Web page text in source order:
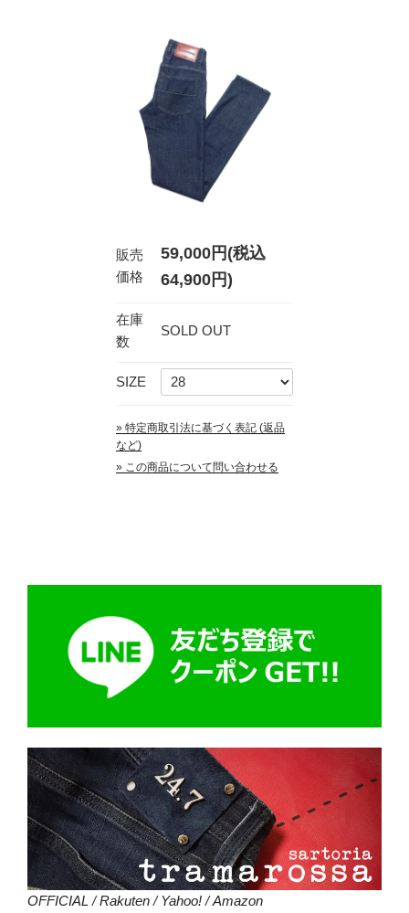
販売
価格
59,000円(税込
64,900円)
在庫
数
SOLD OUT
SIZE
» 特定商取引法に基づく表記 (返品
など)
» この商品について問い合わせる
OFFICIAL /Rakuten/Yahoo! /Amazon